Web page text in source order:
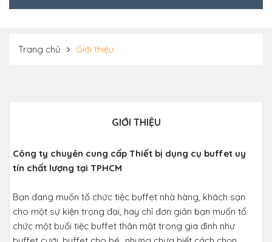
Trang chủ Giới thiệu
GIỚI THIỆU
Công ty chuyên cung cấp Thiết bị dụng cụ buffet uy
tín chất lượng tại TPHCM
Bạn đang muốn tổ chức tiệc buffet nhà hàng, khách sạn
cho một sự kiện trọng đại, hay chỉ đơn giản bạn muốn tổ
chức một buổi tiệc buffet thân mật trong gia đình như